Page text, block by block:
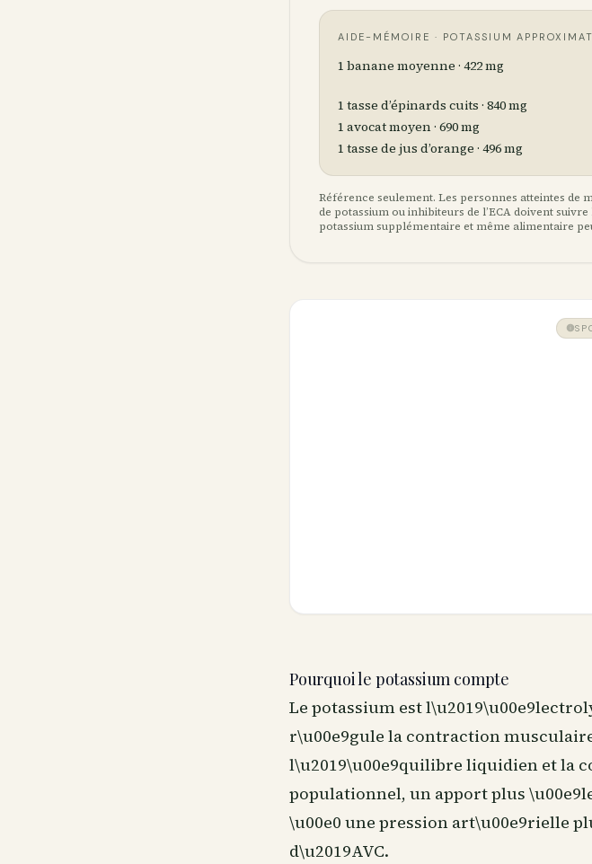
AIDE-MÉMOIRE · POTASSIUM
1 banane moyenne · 422 mg
1 tasse d’épinards cuits · 840 mg
1 avocat moyen · 690 mg
1 tasse de jus d’orange · 496 mg
Référence seulement. Les personnes atteintes de
de potassium ou inhibiteurs de l’ECA doivent
potassium supplémentaire et même alimentaire
Pourquoi le potassium compte
Le potassium est
r\u00e9gule la contraction
l\u2019\u00e9quilibre liquidien et la
populationnel, un apport plus
\u00e0 une pression art\u00e9rielle
d\u2019AVC.